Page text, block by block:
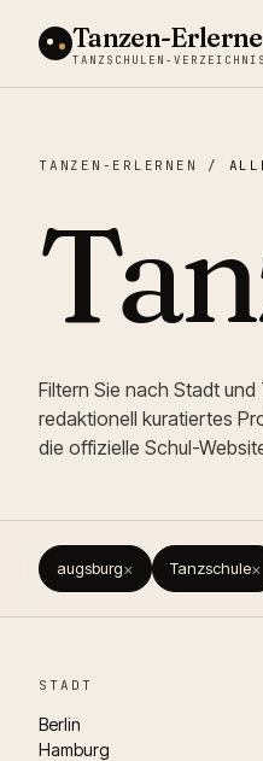
Tanzen-
TANZSCHULEN-VERZEICHNIS
TANZEN-ERLERNEN /
Filtern Sie nach Stadt
redaktionell kuratiertes
die offizielle Schul-
augsburg× Tanzschule×
STADT
Berlin
Hamburg